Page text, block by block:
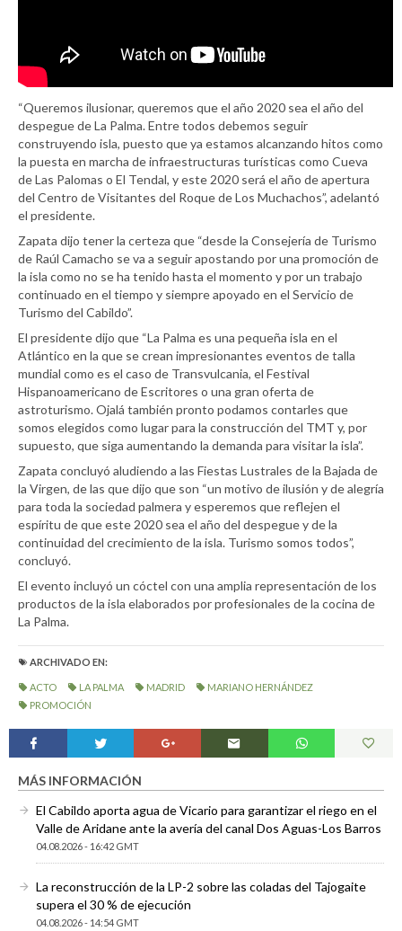
“Queremos ilusionar, queremos que el año 2020 sea el año del
despegue de La Palma. Entre todos debemos seguir
construyendo isla, puesto que ya estamos alcanzando hitos como
la puesta en marcha de infraestructuras turísticas como Cueva
de Las Palomas o El Tendal, y este 2020 será el año de apertura
del Centro de Visitantes del Roque de Los Muchachos”, adelantó
el presidente.
Zapata dijo tener la certeza que “desde la Consejería de Turismo
de Raúl Camacho se va a seguir apostando por una promoción de
la isla como no se ha tenido hasta el momento y por un trabajo
continuado en el tiempo y siempre apoyado en el Servicio de
Turismo del Cabildo”.
El presidente dijo que “La Palma es una pequeña isla en el
Atlántico en la que se crean impresionantes eventos de talla
mundial como es el caso de Transvulcania, el Festival
Hispanoamericano de Escritores o una gran oferta de
astroturismo. Ojalá también pronto podamos contarles que
somos elegidos como lugar para la construcción del TMT y, por
supuesto, que siga aumentando la demanda para visitar la isla”.
Zapata concluyó aludiendo a las Fiestas Lustrales de la Bajada de
la Virgen, de las que dijo que son “un motivo de ilusión y de alegría
para toda la sociedad palmera y esperemos que reflejen el
espíritu de que este 2020 sea el año del despegue y de la
continuidad del crecimiento de la isla. Turismo somos todos”,
concluyó.
El evento incluyó un cóctel con una amplia representación de los
productos de la isla elaborados por profesionales de la cocina de
La Palma.
ARCHIVADO EN:
ACTO LA PALMA MADRID
MARIANO HERNÁNDEZ
PROMOCIÓN
MÁS INFORMACIÓN
El Cabildo aporta agua de Vicario para garantizar el riego en el
Valle de Aridane ante la avería del canal Dos Aguas-Los Barros
04.08.2026 - 16:42 GMT
La reconstrucción de la LP-2 sobre las coladas del Tajogaite
supera el 30 % de ejecución
04.08.2026 - 14:54 GMT